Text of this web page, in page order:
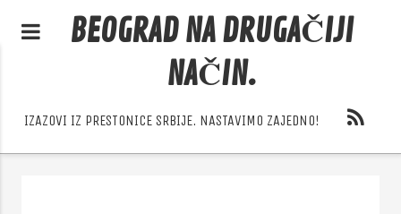
BEOGRAD NA DRUGAČIJI
NAČIN.
IZAZOVI IZ PRESTONICE SRBIJE. NASTAVIMO ZAJEDNO!